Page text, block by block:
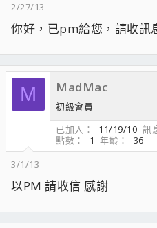
2/27/13
你好，已pm給您，請收訊
M MadMac
初級會員
已加入
11/19/10 訊
點數
1 年齡
36
3/1/13
以PM 請收信 感謝